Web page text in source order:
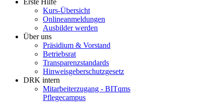
Kurs-Übersicht
Onlineanmeldungen
Ausbilder werden
Über uns
Präsidium & Vorstand
Betriebsrat
Transparenzstandards
Hinweisgeberschutzgesetz
DRK intern
Mitarbeiterzugang - BITqms
Pflegecampus